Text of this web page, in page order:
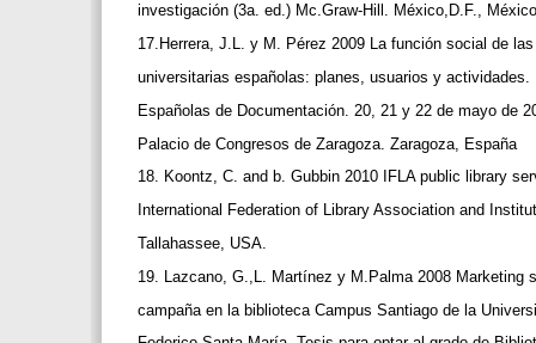
investigación (3a. ed.) Mc.Graw-Hill. México,D.F.,
17.Herrera, J.L. y M. Pérez 2009 La función social de
universitarias españolas: planes, usuarios y
Españolas de Documentación. 20, 21 y 22 de mayo de
Palacio de Congresos de Zaragoza. Zaragoza, España
18. Koontz, C. and b. Gubbin 2010 IFLA public library
International Federation of Library Association and
Tallahassee, USA.
19. Lazcano, G.,L. Martínez y M.Palma 2008 Marketing
campaña en la biblioteca Campus Santiago de la